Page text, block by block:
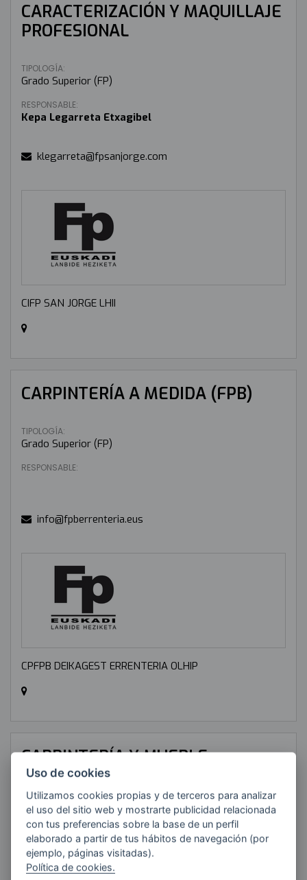
CARACTERIZACIÓN Y MAQUILLAJE
PROFESIONAL
TIPOLOGÍA:
Grado Superior (FP)
RESPONSABLE:
Kepa Legarreta Etxagibel
klegarreta@fpsanjorge.com
CIFP SAN JORGE LHII
CARPINTERÍA A MEDIDA (FPB)
TIPOLOGÍA:
Grado Superior (FP)
RESPONSABLE:
info@fpberrenteria.eus
CPFPB DEIKAGEST ERRENTERIA OLHIP
CARPINTERÍA Y MUEBLE
TIPOLOGÍA:
Grado Superior (FP)
RESPONSABLE:
Angel del Rio Carreño
Uso de cookies
Utilizamos cookies propias y de terceros para analizar
el uso del sitio web y mostrarte publicidad relacionada
con tus preferencias sobre la base de un perfil
elaborado a partir de tus hábitos de navegación (por
ejemplo, páginas visitadas).
Política de cookies.